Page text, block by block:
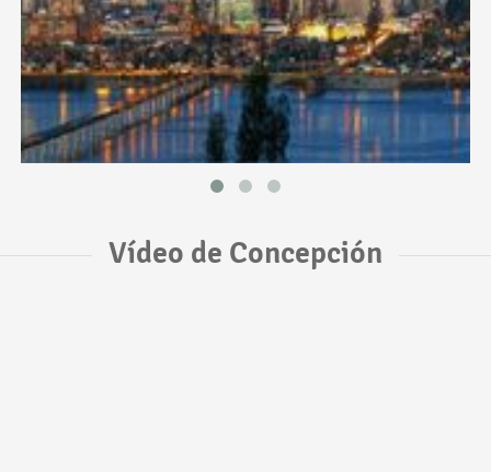
Vídeo de Concepción